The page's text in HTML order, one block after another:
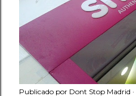
Publicado por Dont Stop Madrid